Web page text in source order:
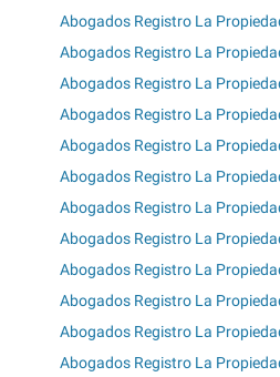
Abogados Registro La
Abogados Registro La
Abogados Registro La
Abogados Registro La
Abogados Registro La
Abogados Registro La
Abogados Registro La
Abogados Registro La
Abogados Registro La
Abogados Registro La
Abogados Registro La
Abogados Registro La